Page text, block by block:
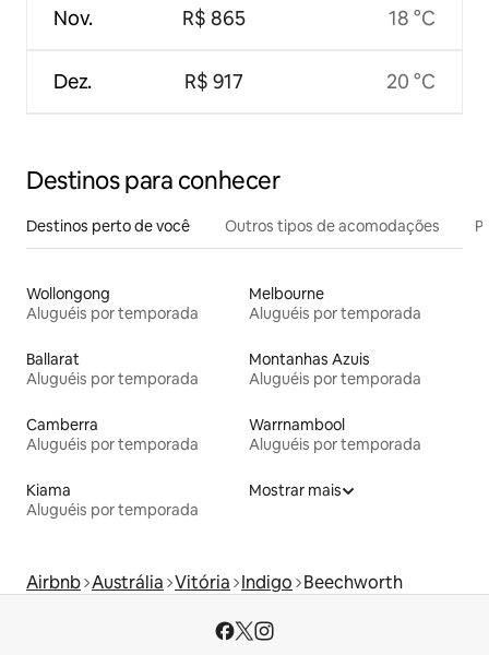
Nov.
Dez.
R$ 865
R$ 917
18 °C
20 °C
Destinos para conhecer
Destinos perto de você Outros tipos de acomodações
Wollongong
Aluguéis por temporada
Melbourne
Aluguéis por temporada
Ballarat
Aluguéis por temporada
Montanhas Azuis
Aluguéis por temporada
Camberra
Aluguéis por temporada
Warrnambool
Aluguéis por temporada
Kiama
Aluguéis por temporada
Mostrar mais
Airbnb Austrália Vitória Indigo Beechworth